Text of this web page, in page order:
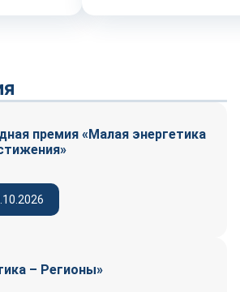
премия «Малая энергетика
– Регионы»